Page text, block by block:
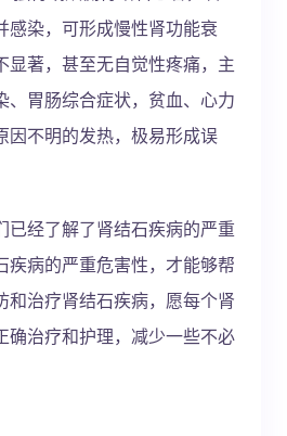
感染，可形成慢性肾功能衰
显著，甚至无自觉性疼痛，主
、胃肠综合症状，贫血、心力
因不明的发热，极易形成误
已经了解了肾结石疾病的严重
疾病的严重危害性，才能够帮
和治疗肾结石疾病，愿每个肾
确治疗和护理，减少一些不必